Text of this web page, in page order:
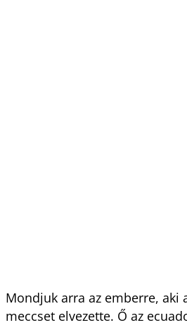
Mondjuk arra az emberre, aki
meccset elvezette. Ő az